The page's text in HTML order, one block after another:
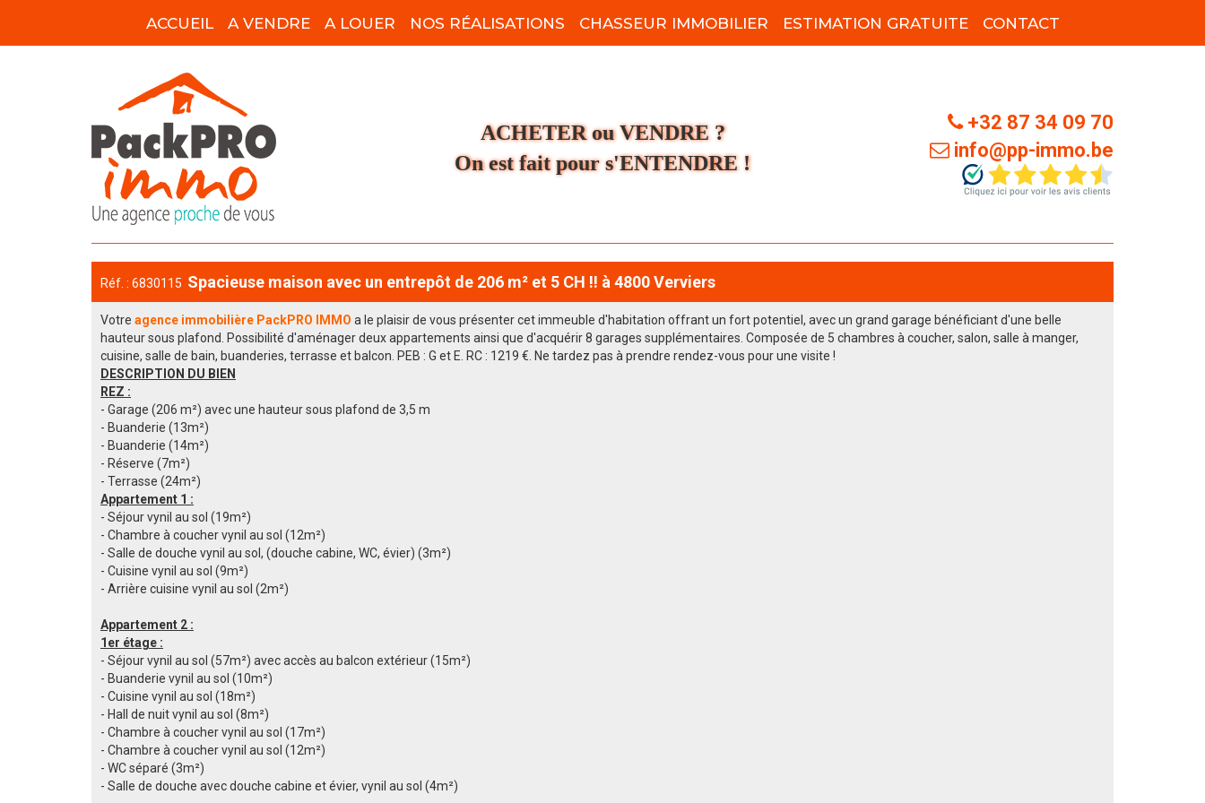
ACCUEIL A VENDRE A LOUER NOS RÉALISATIONS CHASSEUR IMMOBILIER ESTIMATION GRATUITE CONTACT
ACHETER ou VENDRE ?
On est fait pour s'ENTENDRE !
+32 87 34 09 70
info@pp-immo.be
Réf. : 6830115 Spacieuse maison avec un entrepôt de 206 m² et 5 CH !! à 4800 Verviers
Votre agence immobilière PackPRO IMMO a le plaisir de vous présenter cet immeuble d'habitation offrant un fort potentiel, avec un grand garage bénéficiant d'une belle
hauteur sous plafond. Possibilité d'aménager deux appartements ainsi que d'acquérir 8 garages supplémentaires. Composée de 5 chambres à coucher, salon, salle à manger,
cuisine, salle de bain, buanderies, terrasse et balcon. PEB : G et E. RC : 1219 €. Ne tardez pas à prendre rendez-vous pour une visite !
DESCRIPTION DU BIEN
REZ :
- Garage (206 m²) avec une hauteur sous plafond de 3,5 m
- Buanderie (13m²)
- Buanderie (14m²)
- Réserve (7m²)
- Terrasse (24m²)
Appartement 1 :
- Séjour vynil au sol (19m²)
- Chambre à coucher vynil au sol (12m²)
- Salle de douche vynil au sol, (douche cabine, WC, évier) (3m²)
- Cuisine vynil au sol (9m²)
- Arrière cuisine vynil au sol (2m²)
Appartement 2 :
1er étage :
- Séjour vynil au sol (57m²) avec accès au balcon extérieur (15m²)
- Buanderie vynil au sol (10m²)
- Cuisine vynil au sol (18m²)
- Hall de nuit vynil au sol (8m²)
- Chambre à coucher vynil au sol (17m²)
- Chambre à coucher vynil au sol (12m²)
- WC séparé (3m²)
- Salle de douche avec douche cabine et évier, vynil au sol (4m²)